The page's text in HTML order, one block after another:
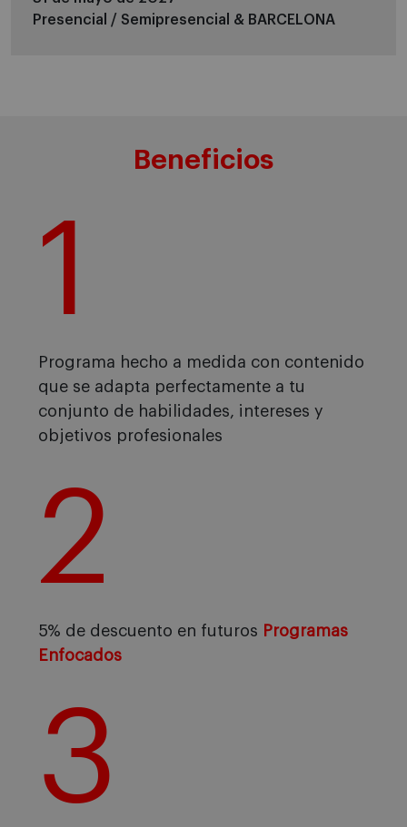
Presencial / Semipresencial & BARCELONA
Beneficios
1
Programa hecho a medida con contenido
que se adapta perfectamente a tu
conjunto de habilidades, intereses y
objetivos profesionales
2
5% de descuento en futuros Programas
Enfocados
3